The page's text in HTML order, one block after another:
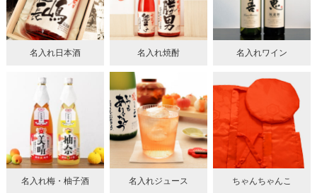
名入れ日本酒 名入れ焼酎 名入れワイン
名入れ梅・柚子酒 名入れジュース ちゃんちゃんこ